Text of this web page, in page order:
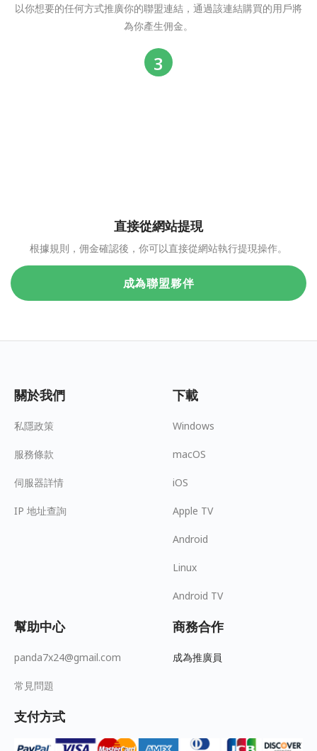
以你想要的任何方式推廣你的聯盟連結，通過該連結購買的用戶將
為你產生佣金。
直接從網站提現
根據規則，佣金確認後，你可以直接從網站執行提現操作。
成為聯盟夥伴
關於我們
私隱政策
服務條款
伺服器詳情
IP 地址查詢
下載
Windows
macOS
iOS
Apple TV
Android
Linux
Android TV
幫助中心
panda7x24@gmail.com
常見問題
商務合作
成為推廣員
支付方式